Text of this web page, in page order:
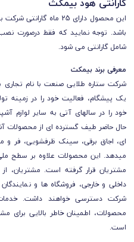
این محصول دارای 25
باشد. توجه نمایید که فقط درصورت
شامل گارانتی می شود.
معرفی برند بیمکث
یک پیشگام، فعالیت خود را در زمینه
خود را در سال­های آتی به سایر لوازم
ای، اجاق برقی، سینک ظرفشویی، فر و
می­دهد. این محصولات علاوه بر سطح
مشتریان قرار گرفته است. مشتریان،
داخلی و خارجی، فروشگاه ­ها و
شرکت دسترسی خواهند داشت.
محصولات، اطمینان خاطر بالایی برای
است.